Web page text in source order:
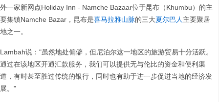
外一家新网点Holiday Inn - Namche Bazaar位于昆布（Khumbu）的主
要集镇Namche Bazar，昆布是喜马拉雅山脉的三大夏尔巴人主要聚居
地之一。
Lambah说："虽然地处偏僻，但尼泊尔这一地区的旅游贸易十分活跃。
通过在该地区开通汇款服务，我们可以提供无与伦比的资金和便利渠
道，有时甚至胜过传统的银行，同时也有助于进一步促进当地的经济发
展。"